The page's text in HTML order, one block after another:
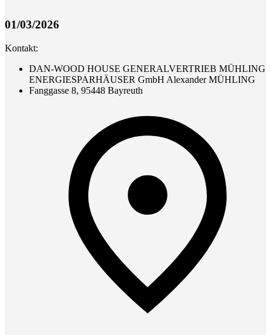
01/03/2026
Kontakt:
DAN-WOOD HOUSE GENERALVERTRIEB MÜHLING
ENERGIESPARHÄUSER GmbH Alexander MÜHLING
Fanggasse 8, 95448 Bayreuth